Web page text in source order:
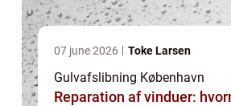
07 june 2026 Toke Larsen
Gulvafslibning København
Reparation af vinduer: